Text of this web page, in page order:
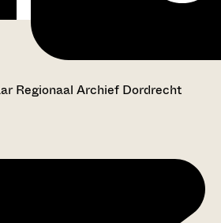
Regionaal Archief Dordrecht